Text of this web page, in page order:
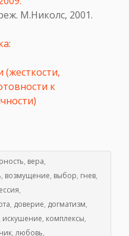
М.Николс, 2001.
:
(жесткости,
к
, вера,
, возмущение, выбор, гнев,
,
, доверие, догматизм,
искушение, комплексы,
, любовь,